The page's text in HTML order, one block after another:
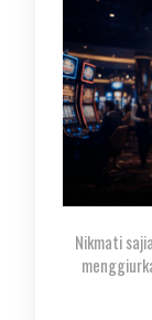
Nikmati